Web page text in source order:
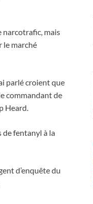
narcotrafic, mais
le marché
parlé croient que
commandant de
Heard.
de fentanyl à la
d’enquête du